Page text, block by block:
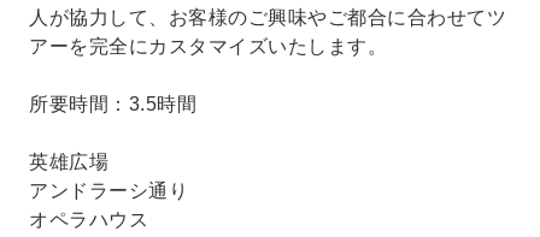
人が協力して、お客様のご興味やご都合に合わせてツ
アーを完全にカスタマイズいたします。
所要時間：3.5時間
英雄広場
アンドラーシ通り
オペラハウス